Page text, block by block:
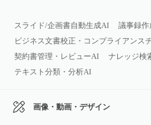
スライド/企画書自動生成AI 議事録
ビジネス文書校正・コンプライアンス
契約書管理・レビューAI
ナレッジ検
テキスト分類・分析AI
画像・動画・デザイン